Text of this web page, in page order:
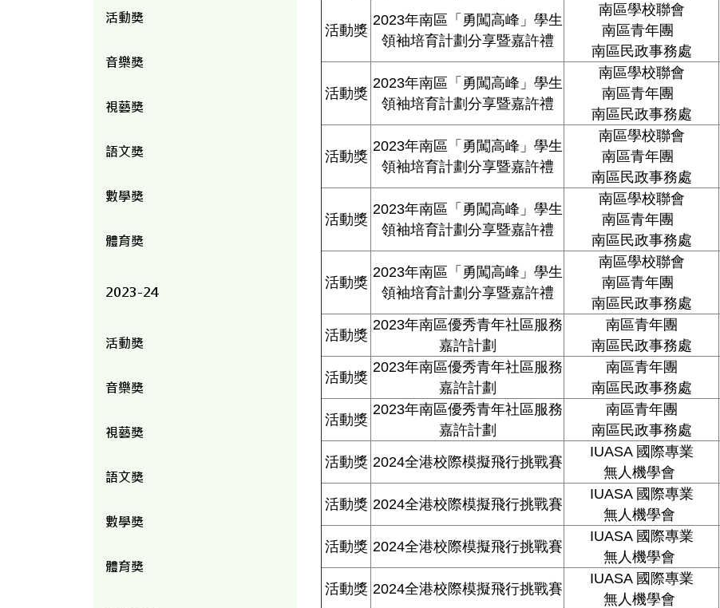
活動獎
音樂獎
視藝獎
語文獎
數學獎
體育獎
2023-24
活動獎
音樂獎
視藝獎
語文獎
數學獎
體育獎
活動獎
2023年南區「勇闖高峰」學生
領袖培育計劃分享暨嘉許禮
南區學校聯會
南區青年團
南區民政事務處
活動獎
2023年南區「勇闖高峰」學生
領袖培育計劃分享暨嘉許禮
南區學校聯會
南區青年團
南區民政事務處
活動獎
2023年南區「勇闖高峰」學生
領袖培育計劃分享暨嘉許禮
南區學校聯會
南區青年團
南區民政事務處
活動獎
2023年南區「勇闖高峰」學生
領袖培育計劃分享暨嘉許禮
南區學校聯會
南區青年團
南區民政事務處
活動獎
2023年南區「勇闖高峰」學生
領袖培育計劃分享暨嘉許禮
南區學校聯會
南區青年團
南區民政事務處
活動獎
2023年南區優秀青年社區服務
嘉許計劃
南區青年團
南區民政事務處
活動獎
2023年南區優秀青年社區服務
嘉許計劃
南區青年團
南區民政事務處
活動獎
2023年南區優秀青年社區服務
嘉許計劃
南區青年團
南區民政事務處
活動獎 2024全港校際模擬飛行挑戰賽
IUASA 國際專業
無人機學會
活動獎 2024全港校際模擬飛行挑戰賽
IUASA 國際專業
無人機學會
活動獎 2024全港校際模擬飛行挑戰賽
IUASA 國際專業
無人機學會
活動獎 2024全港校際模擬飛行挑戰賽
IUASA 國際專業
無人機學會